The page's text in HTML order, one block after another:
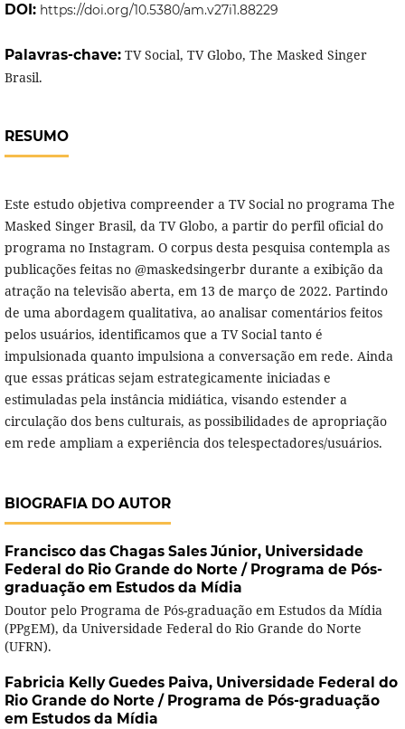
DOI: https://doi.org/10.5380/am.v27i1.88229
Palavras-chave: TV Social, TV Globo, The Masked Singer
Brasil.
RESUMO
Este estudo objetiva compreender a TV Social no programa The
Masked Singer Brasil, da TV Globo, a partir do perfil oficial do
programa no Instagram. O corpus desta pesquisa contempla as
publicações feitas no @maskedsingerbr durante a exibição da
atração na televisão aberta, em 13 de março de 2022. Partindo
de uma abordagem qualitativa, ao analisar comentários feitos
pelos usuários, identificamos que a TV Social tanto é
impulsionada quanto impulsiona a conversação em rede. Ainda
que essas práticas sejam estrategicamente iniciadas e
estimuladas pela instância midiática, visando estender a
circulação dos bens culturais, as possibilidades de apropriação
em rede ampliam a experiência dos telespectadores/usuários.
BIOGRAFIA DO AUTOR
Francisco das Chagas Sales Júnior, Universidade
Federal do Rio Grande do Norte / Programa de Pós-
graduação em Estudos da Mídia
Doutor pelo Programa de Pós-graduação em Estudos da Mídia
(PPgEM), da Universidade Federal do Rio Grande do Norte
(UFRN).
Fabricia Kelly Guedes Paiva, Universidade Federal do
Rio Grande do Norte / Programa de Pós-graduação
em Estudos da Mídia